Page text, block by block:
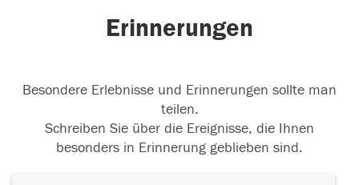
Erinnerungen
Besondere Erlebnisse und Erinnerungen sollte man
teilen.
Schreiben Sie über die Ereignisse, die Ihnen
besonders in Erinnerung geblieben sind.